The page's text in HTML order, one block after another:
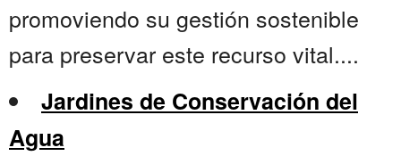
promoviendo su gestión sostenible
para preservar este recurso vital....
Jardines de Conservación del
Agua